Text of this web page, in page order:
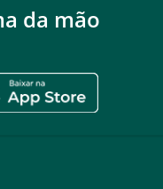
da mão